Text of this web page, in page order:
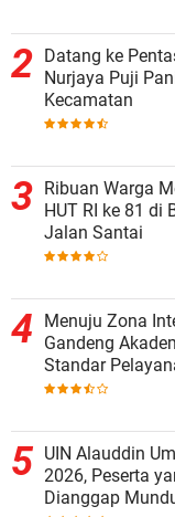
Datang ke
Nurjaya Puji
Kecamatan
Ribuan Warga
HUT RI ke 81 di
Jalan Santai
Menuju Zona
Gandeng
Standar
UIN Alauddin
2026, Peserta
Dianggap